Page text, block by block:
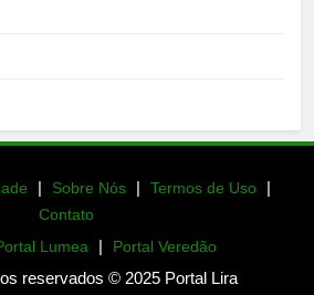
| Sobre Nós | Termos de Uso |
Contato
Lumea | Portal Veredão
reservados © 2025 Portal Lira